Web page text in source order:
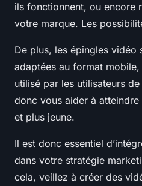
ils fonctionnent, ou encore
votre marque. Les
De plus, les épingles vidéo
adaptées au format
utilisé par les utilisateurs
donc vous aider à
et plus jeune.
Il est donc essentiel
dans votre stratégie
cela, veillez à créer des